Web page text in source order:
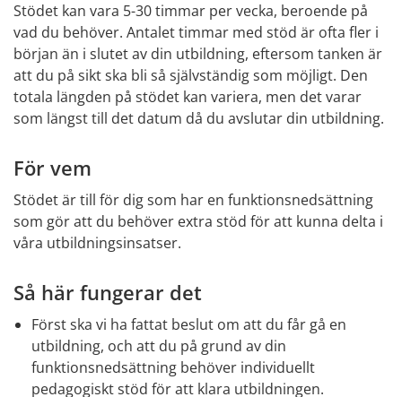
Stödet kan vara 5-30 timmar per vecka, beroende på
vad du behöver. Antalet timmar med stöd är ofta fler i
början än i slutet av din utbildning, eftersom tanken är
att du på sikt ska bli så självständig som möjligt. Den
totala längden på stödet kan variera, men det varar
som längst till det datum då du avslutar din utbildning.
För vem
Stödet är till för dig som har en funktionsnedsättning
som gör att du behöver extra stöd för att kunna delta i
våra utbildningsinsatser.
Så här fungerar det
Först ska vi ha fattat beslut om att du får gå en
utbildning, och att du på grund av din
funktionsnedsättning behöver individuellt
pedagogiskt stöd för att klara utbildningen.